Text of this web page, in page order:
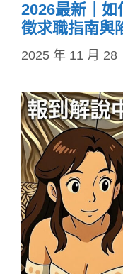
2026最新｜
徵求職指南與
2025 年 11 月 28